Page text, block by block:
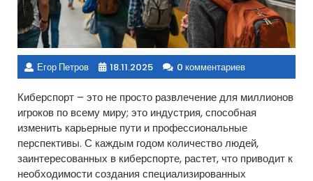
Егор Петров 18.11.2025 0 комментариев
Киберспорт – это не просто развлечение для миллионов
игроков по всему миру; это индустрия, способная
изменить карьерные пути и профессиональные
перспективы. С каждым годом количество людей,
заинтересованных в киберспорте, растет, что приводит к
необходимости создания специализированных